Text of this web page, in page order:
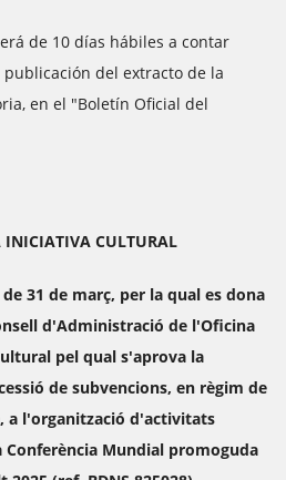
de 10 días hábiles a contar
del extracto de la
en el "Boletín Oficial del
INICIATIVA CULTURAL
31 de març, per la qual es dona
d'Administració de l'Oficina
pel qual s'aprova la
de subvencions, en règim de
a l'organització d'activitats
Mundial promoguda